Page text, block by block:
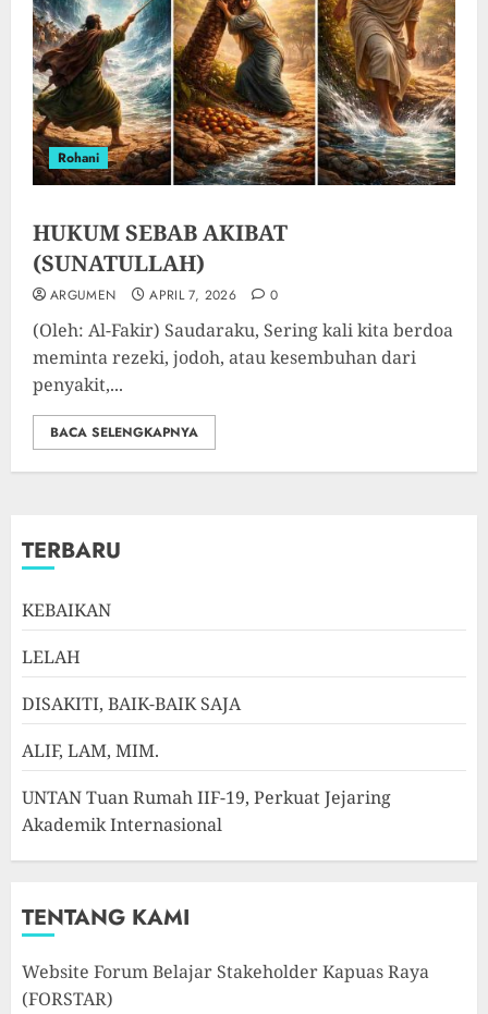
Rohani
HUKUM SEBAB AKIBAT
(SUNATULLAH)
ARGUMEN APRIL 7, 2026 0
(Oleh: Al-Fakir) Saudaraku, Sering kali kita berdoa
meminta rezeki, jodoh, atau kesembuhan dari
penyakit,...
BACA SELENGKAPNYA
TERBARU
KEBAIKAN
LELAH
DISAKITI, BAIK-BAIK SAJA
ALIF, LAM, MIM.
UNTAN Tuan Rumah IIF-19, Perkuat Jejaring
Akademik Internasional
TENTANG KAMI
Website Forum Belajar Stakeholder Kapuas Raya
(FORSTAR)